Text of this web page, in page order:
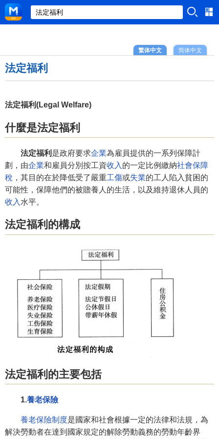
简体中文
繁体中文
法定福利
法定福利(Legal Welfare)
什麼是法定福利
法定福利 是政府要求企業為雇員提供的一系列保障計
劃，由企業和雇員分別按工資收入 的一定比例繳納社會保障
稅 ，其目的在於降低受了嚴重工傷或失業的工人陷入貧困的
可能性，保障他們的被贍養人的生活，以及維持退休人員的
收入 水平。
法定福利的構成
法定福利的主要包括
1.養老保險
養老保險制度是國家和社會根據一定的法律和法規，為
解決勞動者在達到國家規定的解除勞動義務的勞動年齡界